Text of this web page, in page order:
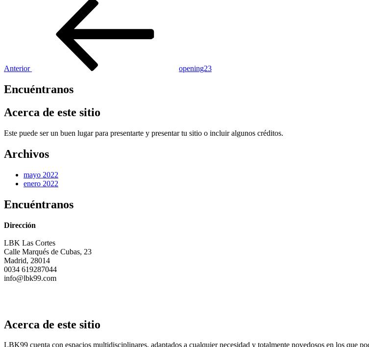
Anterior opening23
Encuéntranos
Acerca de este sitio
Este puede ser un buen lugar para presentarte y presentar tu sitio o incluir algunos créditos.
Archivos
mayo 2022
enero 2022
Encuéntranos
Dirección
LBK Las Cortes
Calle Marqués de Cubas, 23
Madrid, 28014
0034 619287044
info@lbk99.com
Acerca de este sitio
LBK99 cuenta con espacios multidisciplinares, adaptados a cualquier necesidad y totalmente novedosos en los que